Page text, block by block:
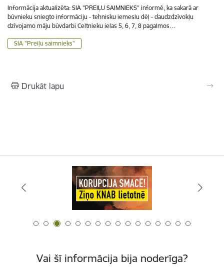
Informācija aktualizēta: SIA "PREIĻU SAIMNIEKS" informē, ka sakarā ar
būvnieku sniegto informāciju - tehnisku iemeslu dēļ - daudzdzīvokļu
dzīvojamo māju būvdarbi Celtnieku ielas 5, 6, 7, 8 pagalmos…
SIA "Preiļu saimnieks"
Drukāt lapu
Vai šī informācija bija noderīga?